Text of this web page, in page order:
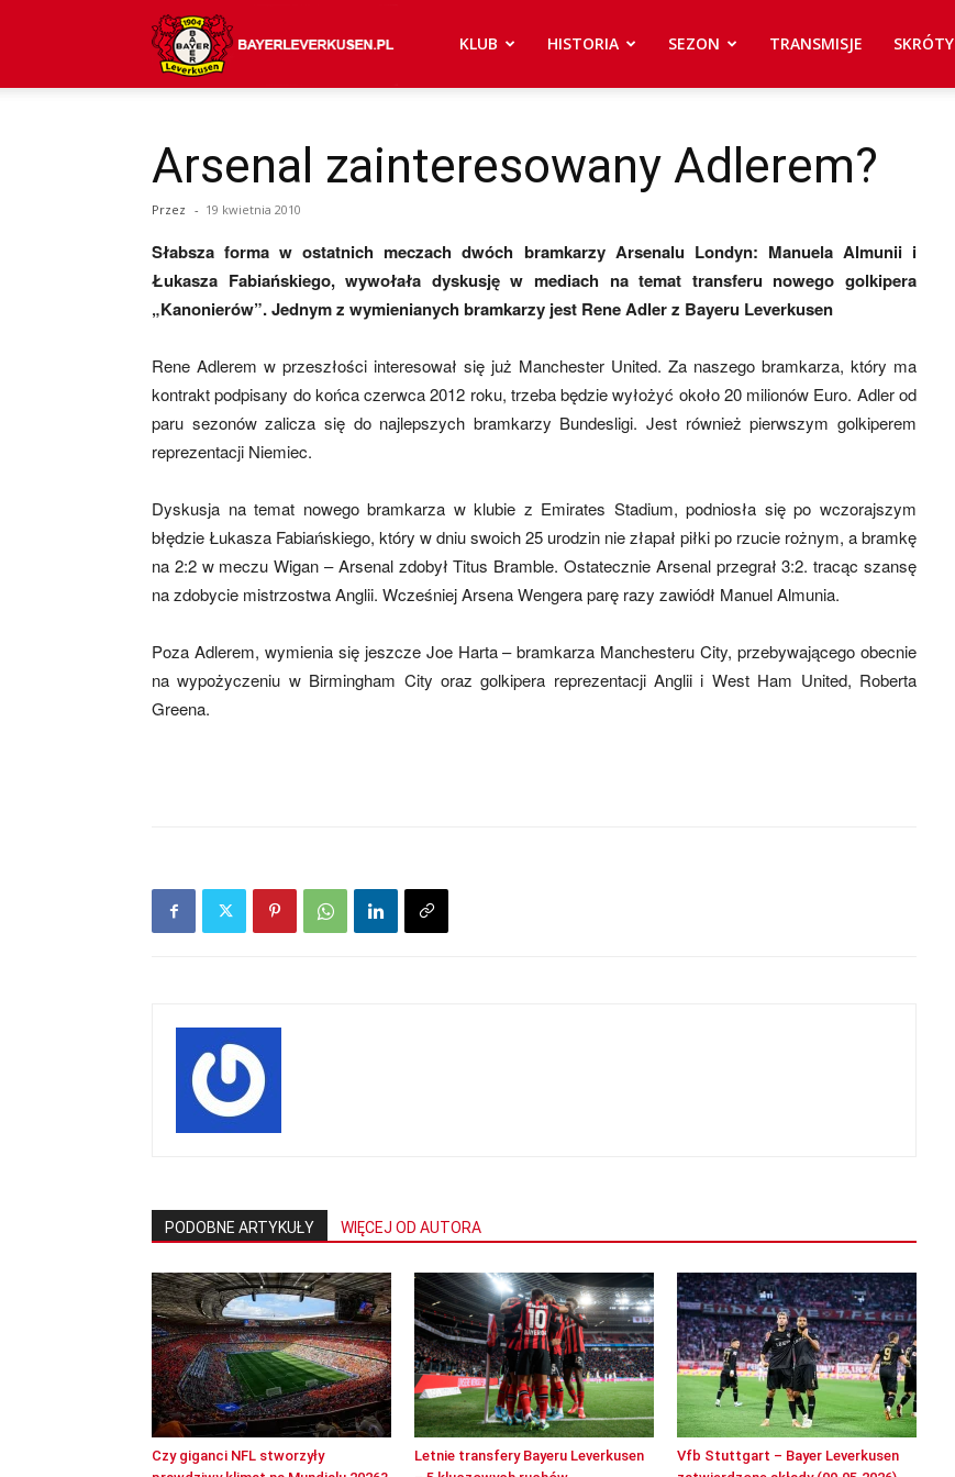
–
aktualności
mecze,
skład)
KLUB HISTORIA SEZON TRANSMISJE SKRÓTY
Arsenal zainteresowany Adlerem?
Przez - 19 kwietnia 2010
Słabsza forma w ostatnich meczach dwóch bramkarzy Arsenalu Londyn: Manuela Almunii i
Łukasza Fabiańskiego, wywołała dyskusję w mediach na temat transferu nowego golkipera
„Kanonierów”. Jednym z wymienianych bramkarzy jest Rene Adler z Bayeru Leverkusen
Rene Adlerem w przeszłości interesował się już Manchester United. Za naszego bramkarza, który ma
kontrakt podpisany do końca czerwca 2012 roku, trzeba będzie wyłożyć około 20 milionów Euro. Adler od
paru sezonów zalicza się do najlepszych bramkarzy Bundesligi. Jest również pierwszym golkiperem
reprezentacji Niemiec.
Dyskusja na temat nowego bramkarza w klubie z Emirates Stadium, podniosła się po wczorajszym
błędzie Łukasza Fabiańskiego, który w dniu swoich 25 urodzin nie złapał piłki po rzucie rożnym, a bramkę
na 2:2 w meczu Wigan – Arsenal zdobył Titus Bramble. Ostatecznie Arsenal przegrał 3:2. tracąc szansę
na zdobycie mistrzostwa Anglii. Wcześniej Arsena Wengera parę razy zawiódł Manuel Almunia.
Poza Adlerem, wymienia się jeszcze Joe Harta – bramkarza Manchesteru City, przebywającego obecnie
na wypożyczeniu w Birmingham City oraz golkipera reprezentacji Anglii i West Ham United, Roberta
Greena.
PODOBNE ARTYKUŁY WIĘCEJ OD AUTORA
Czy giganci NFL stworzyły
Letnie transfery Bayeru Leverkusen
Vfb Stuttgart – Bayer Leverkusen